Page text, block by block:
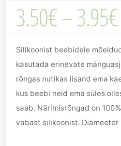
3.50€–3.95€
Silikoonist beebidele
kasutada erinevate
rõngas nutikas lisand ema
kus beebi neid ema süles
saab. Närimisrõngad on
vabast silikoonist. Diameeter